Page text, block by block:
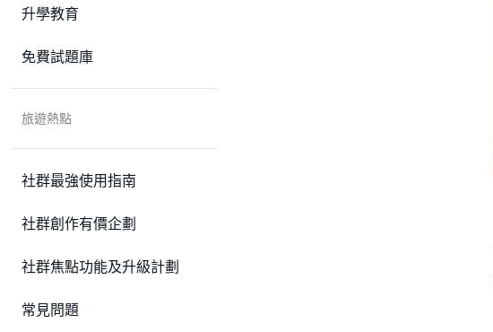
升學教育
免費試題庫
旅遊熱點
社群最強使用指南
社群創作有價企劃
社群焦點功能及升級計劃
常見問題